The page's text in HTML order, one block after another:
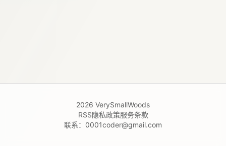
2026 VerySmallWoods
RSS隐私政策服务条款
联系： 0001coder@gmail.com